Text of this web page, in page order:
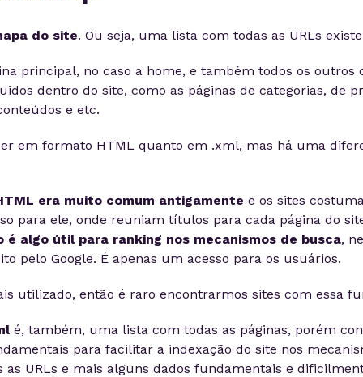
do site. Ou seja, uma lista com todas as URLs
principal, no caso a home, e também todos os outros
dentro do site, como as páginas de categorias, de
e etc.
em formato HTML quanto em .xml, mas há uma
era muito comum antigamente e os sites
para ele, onde reuniam títulos para cada página do
é algo útil para ranking nos mecanismos de busca,
pelo Google. É apenas um acesso para os usuários.
utilizado, então é raro encontrarmos sites com essa
é, também, uma lista com todas as páginas, porém
para facilitar a indexação do site nos
as URLs e mais alguns dados fundamentais e